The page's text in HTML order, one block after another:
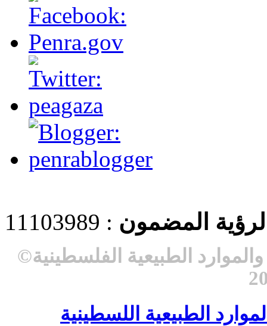
المضمون : 11103989
©الطبيعية الفلسطينية
الطبيعية اللسطينية